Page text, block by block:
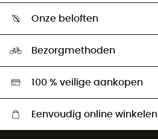
Retourzendingen & Terugbetalingen
Ambassadeurs
Onze beloften
Hardgreen
Bezorgmethoden
100 % veilige aankopen
Eenvoudig online winkelen